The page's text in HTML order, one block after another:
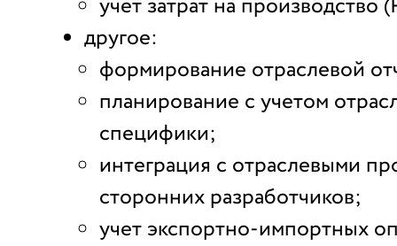
другое:
формирование отраслевой
планирование с учетом
специфики;
интеграция с отраслевыми
сторонних разработчиков;
учет экспортно-импортных